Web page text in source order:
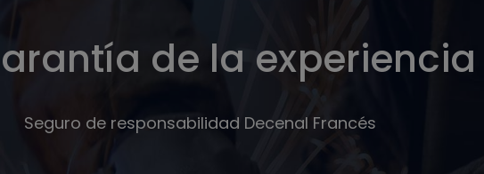
de la experiencia
Seguro de responsabilidad Decenal Francés